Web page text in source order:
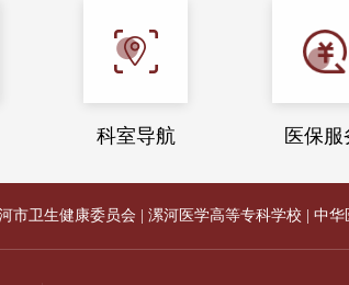
科室导航 医保服
市卫生健康委员会 漯河医学高等专科学校 中华